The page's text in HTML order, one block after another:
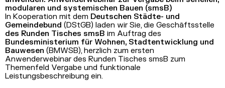
modularen und systemischen Bauen (smsB)
In Kooperation mit dem Deutschen Städte- und
Gemeindebund (DStGB) laden wir Sie, die Geschäftsstelle
des Runden Tisches smsB im Auftrag des
Bundesministerium für Wohnen, Stadtentwicklung und
Bauwesen (BMWSB), herzlich zum ersten
Anwenderwebinar des Runden Tisches smsB zum
Themenfeld Vergabe und funktionale
Leistungsbeschreibung ein.